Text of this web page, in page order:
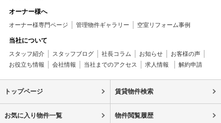
オーナー様へ
オーナー様専門ページ 管理物件ギャラリー 空室リフォーム事例
当社について
スタッフ紹介 スタッフブログ 社長コラム お知らせ
お客様の声
お役立ち情報
会社情報 当社までのアクセス 求人情報 解約申請
トップページ 賃貸物件検索
お気に入り物件一覧 物件閲覧履歴